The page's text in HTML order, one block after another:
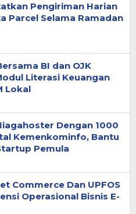
Pengiriman Harian
Parcel Selama Ramadan
BI dan OJK
Literasi Keuangan
Lokal
Dengan 1000
Kemenkominfo, Bantu
Pemula
Commerce Dan UPFOS
Operasional Bisnis E-